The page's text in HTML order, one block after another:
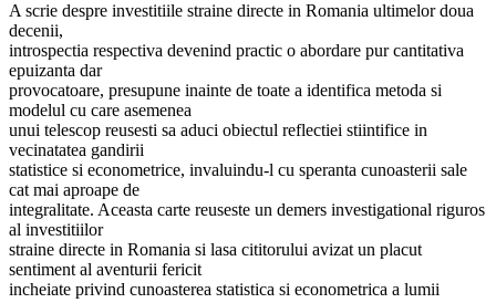
A scrie despre investitiile straine directe in Romania ultimelor doua
decenii,
introspectia respectiva devenind practic o abordare pur cantitativa
epuizanta dar
provocatoare, presupune inainte de toate a identifica metoda si
modelul cu care asemenea
unui telescop reusesti sa aduci obiectul reflectiei stiintifice in
vecinatatea gandirii
statistice si econometrice, invaluindu-l cu speranta cunoasterii sale
cat mai aproape de
integralitate. Aceasta carte reuseste un demers investigational riguros
al investitiilor
straine directe in Romania si lasa cititorului avizat un placut
sentiment al aventurii fericit
incheiate privind cunoasterea statistica si econometrica a lumii